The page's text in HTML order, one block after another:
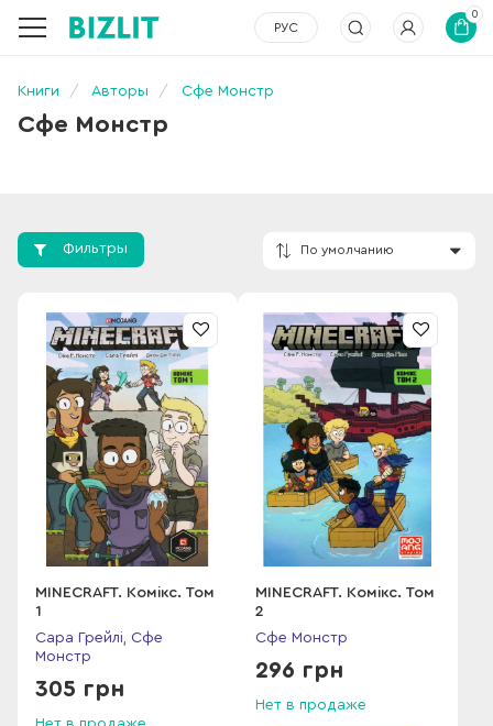
РУС
0
Книги Авторы Сфе Монстр
Сфе Монстр
Фильтры
MINECRAFT. Комікс. Том
1
Сара Грейлі, Сфе
Монстр
305 грн
MINECRAFT. Комікс. Том
2
Сфе Монстр
296 грн
Нет в продаже